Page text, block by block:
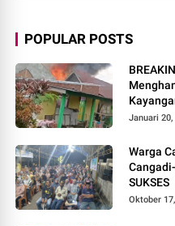
POPULAR POSTS
Januari 20,
Warga
SUKSES
Oktober